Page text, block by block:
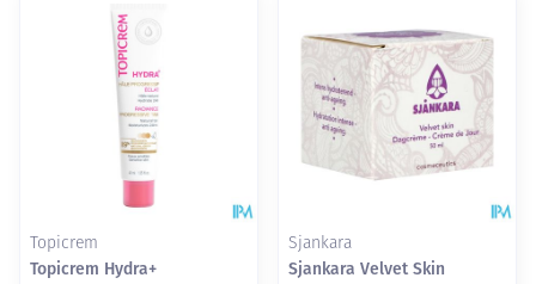
Topicrem
Topicrem Hydra+
Sjankara
Sjankara Velvet Skin